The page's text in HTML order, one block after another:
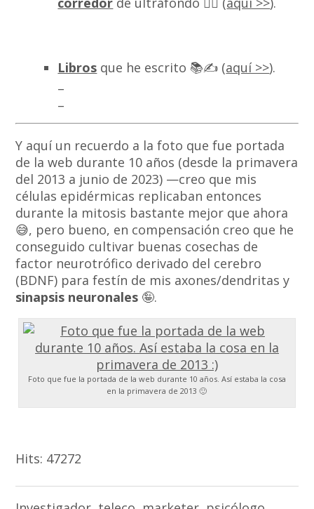
Libros que he escrito 📚✍ (aquí >>).
–
–
Y aquí un recuerdo a la foto que fue portada
de la web durante 10 años (desde la primavera
del 2013 a junio de 2023) —creo que mis
células epidérmicas replicaban entonces
durante la mitosis bastante mejor que ahora
😅, pero bueno, en compensación creo que he
conseguido cultivar buenas cosechas de
factor neurotrófico derivado del cerebro
(BDNF) para festín de mis axones/dendritas y
sinapsis neuronales 🤪.
Foto que fue la portada de la web durante 10 años. Así estaba la cosa
en la primavera de 2013 🙂
Hits: 47272